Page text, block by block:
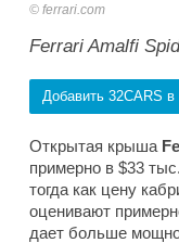
ferrari.com
Ferrari Amalfi
Добавить 32CARS
Открытая крыша
примерно в $33
тогда как цену
оценивают
дает больше